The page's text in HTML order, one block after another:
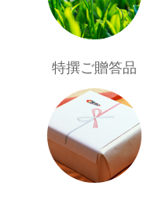
特撰ご贈答品